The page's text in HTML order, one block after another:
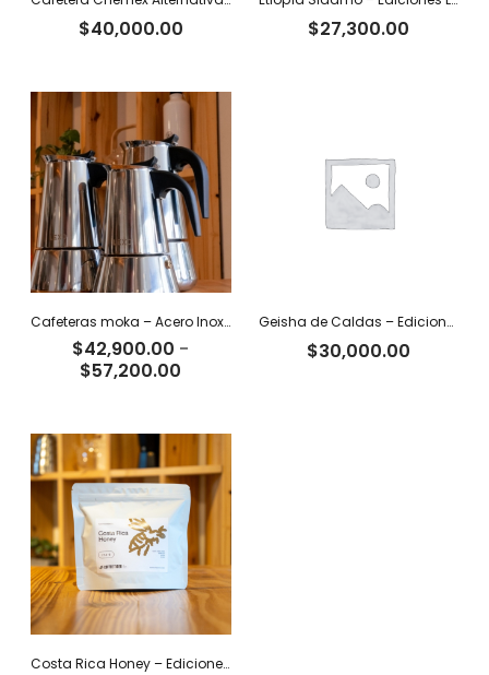
$40,000.00 $27,300.00
Cafeteras moka – Acero Inoxidable
$42,900.00 -
$57,200.00
desde
hasta
$57,200.00
Geisha de Caldas – Ediciones Limitadas Tiger
$30,000.00
Costa Rica Honey – Ediciones Limitadas Tiger